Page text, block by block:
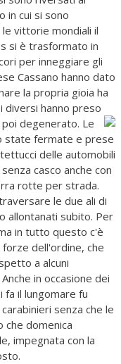
in cui si sono
vittorie mondiali il
si è trasformato in
per inneggiare gli
Cassano hanno dato
la propria gioia ha
diversi hanno preso
degenerato. Le
state fermate e prese
delle automobili
casco anche con
rotte per strada.
le due ali di
allontanati subito. Per
in tutto questo c'è
dell'ordine, che
a alcuni
in occasione dei
fa il lungomare fu
senza che le
che domenica
impegnata con la